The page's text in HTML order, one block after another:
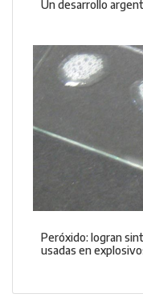
Un desarrollo
Peróxido: logran
usadas en